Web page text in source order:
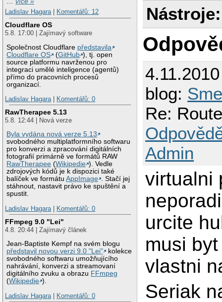
Ladislav Hagara| Komentářů: 12
Cloudflare OS
5.8. 17:00 | Zajímavý software
Společnost Cloudflare představila
Cloudflare OS
(GitHub ), tj. open
source platformu navrženou pro
integraci umělé inteligence (agentů)
přímo do pracovních procesů
organizací.
Ladislav Hagara| Komentářů: 0
RawTherapee 5.13
5.8. 12:44 | Nová verze
Byla vydána nová verze 5.13
svobodného multiplatformního softwaru
pro konverzi a zpracování digitálních
fotografií primárně ve formátů RAW
RawTherapee (Wikipedie ). Vedle
zdrojových kódů je k dispozici také
balíček ve formátuAppImage . Stačí jej
stáhnout, nastavit právo ke spuštění a
spustit.
Ladislav Hagara| Komentářů: 0
FFmpeg 9.0 "Lei"
4.8. 20:44 | Zajímavý článek
Jean-Baptiste Kempf na svém blogu
představil novou verzi 9.0 "Lei"
kolekce
svobodného softwaru umožňujícího
nahrávání, konverzi a streamovaní
digitálního zvuku a obrazu FFmpeg
(Wikipedie ).
Ladislav Hagara| Komentářů: 0
Nástroje:
blog:
Re:
Admin
virtualni
urcite
musi
vlastni
Seriak